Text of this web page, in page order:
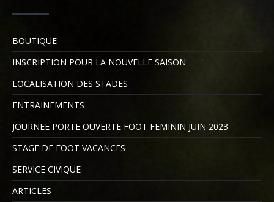
BOUTIQUE
INSCRIPTION POUR LA NOUVELLE SAISON
LOCALISATION DES STADES
ENTRAINEMENTS
JOURNEE PORTE OUVERTE FOOT FEMININ JUIN 2023
STAGE DE FOOT VACANCES
SERVICE CIVIQUE
ARTICLES